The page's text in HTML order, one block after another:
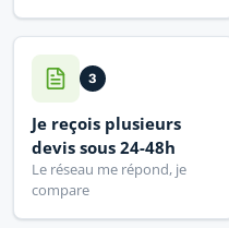
3
Je reçois plusieurs
devis sous 24-48h
Le réseau me répond, je
compare